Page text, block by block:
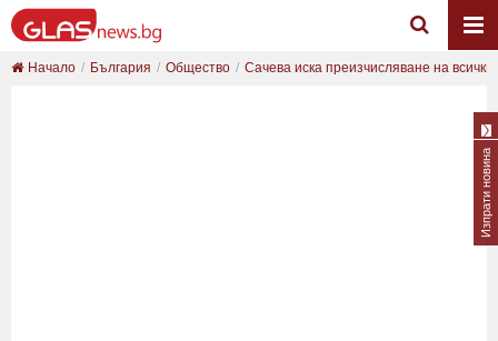
Начало България Общество Сачева иска преизчисляване на
Изпрати новина